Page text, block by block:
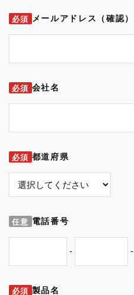
必須 メールアドレス（確認）
必須 会社名
必須 都道府県
任意 電話番号
- -
必須 製品名